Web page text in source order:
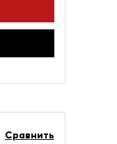
Сравнить